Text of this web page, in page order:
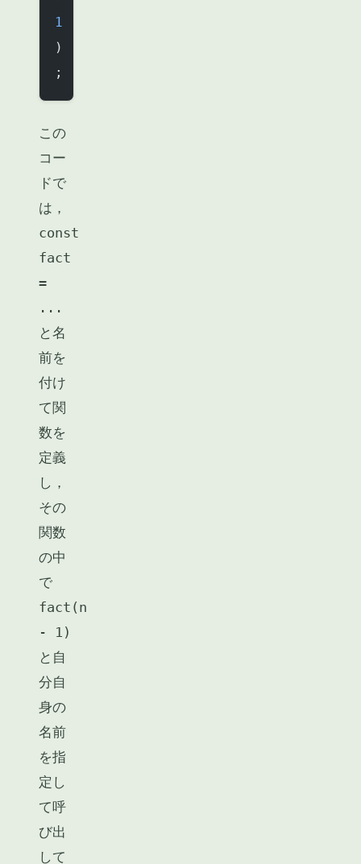
1
)
;
この
コー
ドで
は，
const
fact
=
...
と名
前を
付け
て関
数を
定義
し，
その
関数
の中
で
fact(n
- 1)
と自
分自
身の
名前
を指
定し
て呼
び出
して